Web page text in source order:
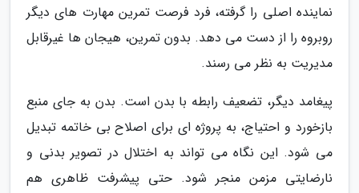
نماینده اصلی را گرفته، فرد فرصت تمرین مهارت های دیگر
روبروه را از دست می دهد. بدون تمرین، هیجان ها غیرقابل
مدیریت به نظر می رسند.
پیغامد دیگر، تضعیف رابطه با بدن است. بدن به جای منبع
بازخورد و احتیاج، به پروژه ای برای اصلاح بی خاتمه تبدیل
می شود. این نگاه می تواند به اختلال در تصویر بدنی و
نارضایتی مزمن منجر شود. حتی پیشرفت ظاهری هم